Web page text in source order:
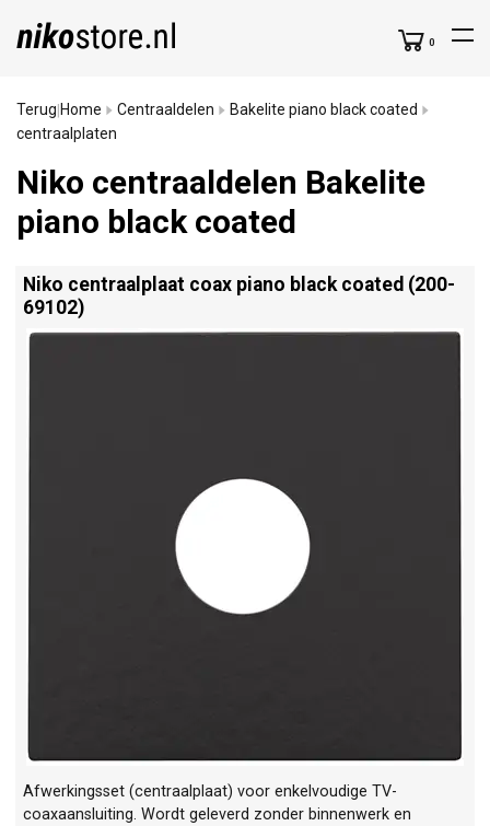
0
Terug Home Centraaldelen
Bakelite piano black coated
centraalplaten
Niko centraaldelen Bakelite
piano black coated
Niko centraalplaat coax piano black coated (200-
69102)
Afwerkingsset (centraalplaat) voor enkelvoudige TV-
coaxaansluiting. Wordt geleverd zonder binnenwerk en